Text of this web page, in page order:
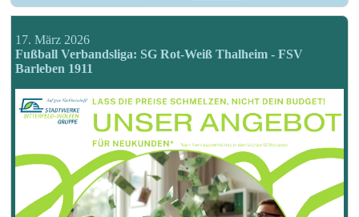
17. März 2026
Fußball Verbandsliga: SG Rot-Weiß Thalheim - FSV
Barleben 1911